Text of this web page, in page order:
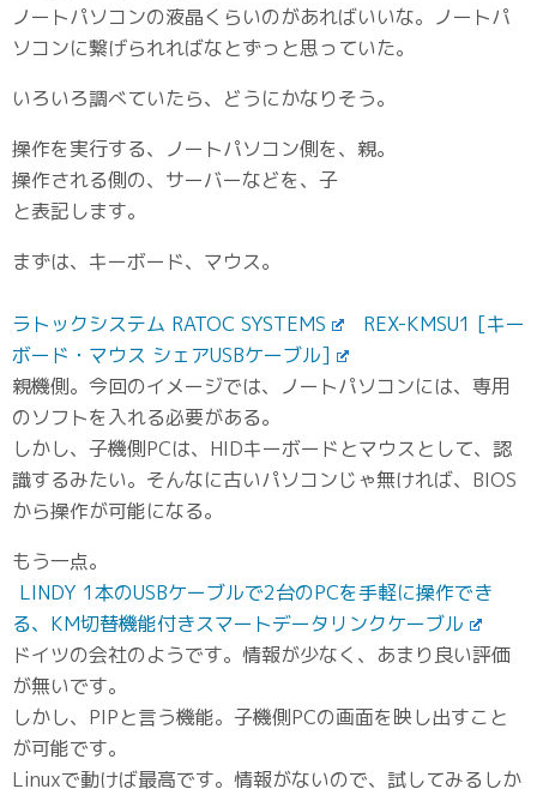
ノートパソコンの液晶くらいのがあればいいな。ノートパ
ソコンに繋げられればなとずっと思っていた。
いろいろ調べていたら、どうにかなりそう。
操作を実行する、ノートパソコン側を、親。
操作される側の、サーバーなどを、子
と表記します。
まずは、キーボード、マウス。
ラトックシステム RATOC SYSTEMS
REX-KMSU1 [キー
ボード・マウス シェアUSBケーブル]
親機側。今回のイメージでは、ノートパソコンには、専用
のソフトを入れる必要がある。
しかし、子機側PCは、HIDキーボードとマウスとして、認
識するみたい。そんなに古いパソコンじゃ無ければ、BIOS
から操作が可能になる。
もう一点。
LINDY 1本のUSBケーブルで2台のPCを手軽に操作でき
る、KM切替機能付きスマートデータリンクケーブル
ドイツの会社のようです。情報が少なく、あまり良い評価
が無いです。
しかし、PIPと言う機能。子機側PCの画面を映し出すこと
が可能です。
Linuxで動けば最高です。情報がないので、試してみるしか